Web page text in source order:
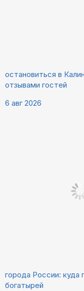
остановиться в
отзывами гостей
6 авг 2026
города России: куда
богатырей